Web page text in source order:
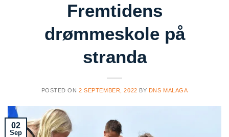
Fremtidens
drømmeskole på
stranda
POSTED ON2 SEPTEMBER, 2022 BY DNS MALAGA
02
Sep